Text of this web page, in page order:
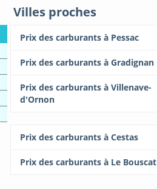
Villes proches
Prix des carburants à Pessac
Prix des carburants à Gradignan
Prix des carburants à Villenave-
d'Ornon
Prix des carburants à Cestas
Prix des carburants à Le Bouscat